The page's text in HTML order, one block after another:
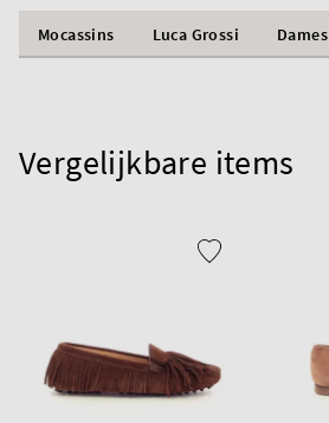
Mocassins Luca Grossi Dames
Vergelijkbare items